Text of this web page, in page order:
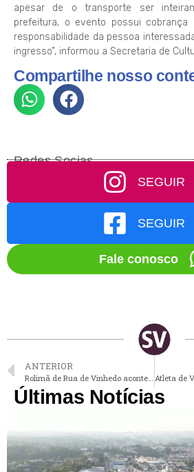
apesar de o transporte ser
prefeitura, o evento possui cobrança
responsabilidade da pessoa
ingresso”, informou a Secretaria de
Compartilhe nosso
Redes Socias
SEGUIR
SEGUIR
Fale conosco
ANTERIOR
Últimas Notícias